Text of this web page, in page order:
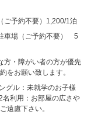
予約不要）1,200/1泊
車場（ご予約不要） 5
方・障がい者の方が優先
をお願い致します。
グル：未就学のお子様
名利用：お部屋の広さや
遠慮下さい。